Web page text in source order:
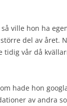
ville hon ha
del av året.
tidig vår då
hade hon
av andra